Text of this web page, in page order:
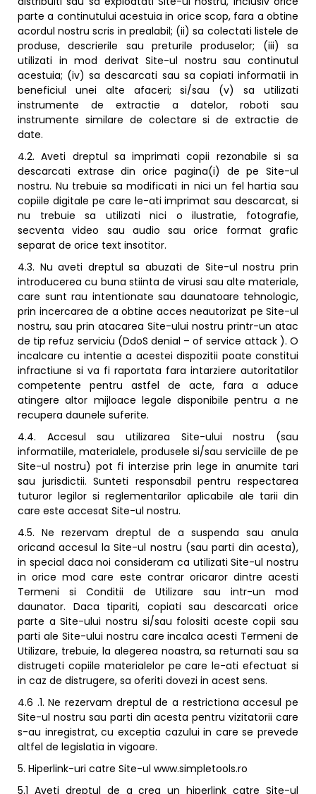
parte a continutului acestuia in orice scop, fara a obtine
acordul nostru scris in prealabil; (ii) sa colectati listele de
produse, descrierile sau preturile produselor; (iii) sa
utilizati in mod derivat Site-ul nostru sau continutul
acestuia; (iv) sa descarcati sau sa copiati informatii in
beneficiul unei alte afaceri; si/sau (v) sa utilizati
instrumente de extractie a datelor, roboti sau
instrumente similare de colectare si de extractie de
date.
4.2. Aveti dreptul sa imprimati copii rezonabile si sa
descarcati extrase din orice pagina(i) de pe Site-ul
nostru. Nu trebuie sa modificati in nici un fel hartia sau
copiile digitale pe care le-ati imprimat sau descarcat, si
nu trebuie sa utilizati nici o ilustratie, fotografie,
secventa video sau audio sau orice format grafic
separat de orice text insotitor.
4.3. Nu aveti dreptul sa abuzati de Site-ul nostru prin
introducerea cu buna stiinta de virusi sau alte materiale,
care sunt rau intentionate sau daunatoare tehnologic,
prin incercarea de a obtine acces neautorizat pe Site-ul
nostru, sau prin atacarea Site-ului nostru printr-un atac
de tip refuz serviciu (DdoS denial – of service attack ). O
incalcare cu intentie a acestei dispozitii poate constitui
infractiune si va fi raportata fara intarziere autoritatilor
competente pentru astfel de acte, fara a aduce
atingere altor mijloace legale disponibile pentru a ne
recupera daunele suferite.
4.4. Accesul sau utilizarea Site-ului nostru (sau
informatiile, materialele, produsele si/sau serviciile de pe
Site-ul nostru) pot fi interzise prin lege in anumite tari
sau jurisdictii. Sunteti responsabil pentru respectarea
tuturor legilor si reglementarilor aplicabile ale tarii din
care este accesat Site-ul nostru.
4.5. Ne rezervam dreptul de a suspenda sau anula
oricand accesul la Site-ul nostru (sau parti din acesta),
in special daca noi consideram ca utilizati Site-ul nostru
in orice mod care este contrar oricaror dintre acesti
Termeni si Conditii de Utilizare sau intr-un mod
daunator. Daca tipariti, copiati sau descarcati orice
parte a Site-ului nostru si/sau folositi aceste copii sau
parti ale Site-ului nostru care incalca acesti Termeni de
Utilizare, trebuie, la alegerea noastra, sa returnati sau sa
distrugeti copiile materialelor pe care le-ati efectuat si
in caz de distrugere, sa oferiti dovezi in acest sens.
4.6 .1. Ne rezervam dreptul de a restrictiona accesul pe
Site-ul nostru sau parti din acesta pentru vizitatorii care
s-au inregistrat, cu exceptia cazului in care se prevede
altfel de legislatia in vigoare.
5. Hiperlink-uri catre Site-ul www.simpletools.ro
5.1 Aveti dreptul de a crea un hiperlink catre Site-ul